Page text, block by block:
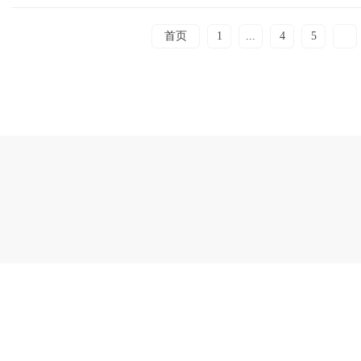
首页 1 ... 4 5